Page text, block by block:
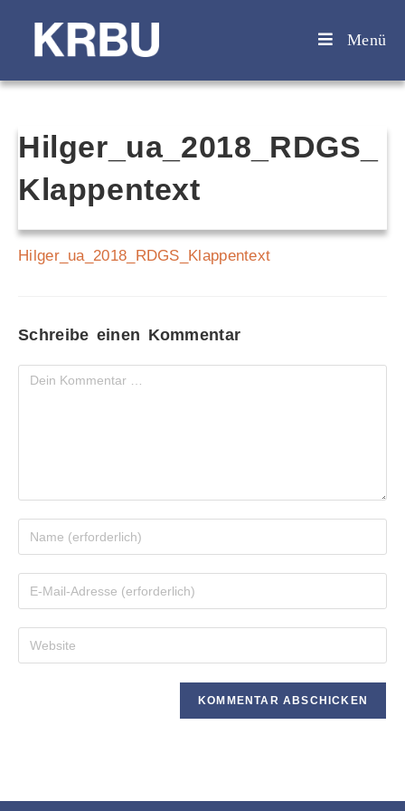
Menü
Hilger_ua_2018_RDGS_
Klappentext
Hilger_ua_2018_RDGS_Klappentext
Schreibe einen Kommentar